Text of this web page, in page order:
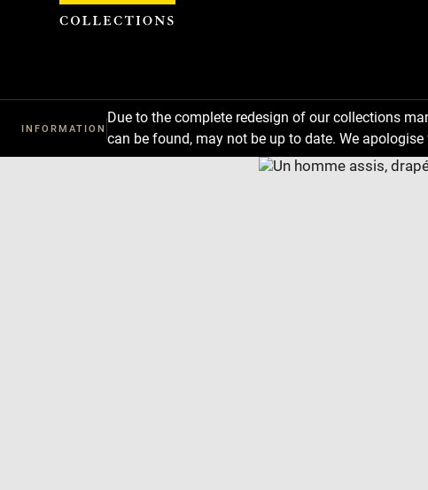
INFORMATION
Due to the complete redesign of our collections
can be found, may not be up to date. We
Cookies management panel